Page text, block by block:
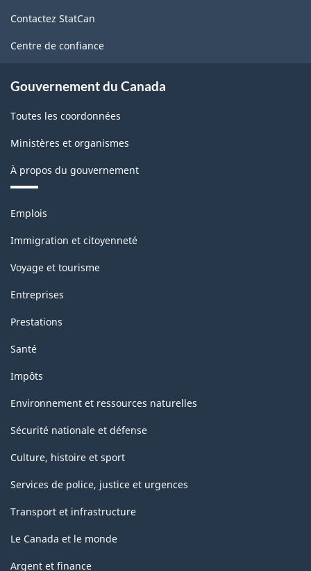
Nord
(SCPAN)
2017
-
Structure
la
classification
ce
site
Contactez StatCan
Centre de confiance
Gouvernement du Canada
Toutes les coordonnées
Ministères et organismes
À propos du gouvernement
Thèmes
sujets
Emplois
Immigration et citoyenneté
Voyage et tourisme
Entreprises
Prestations
Santé
Impôts
Environnement et ressources naturelles
Sécurité nationale et défense
Culture, histoire et sport
Services de police, justice et urgences
Transport et infrastructure
Le Canada et le monde
Argent et finance